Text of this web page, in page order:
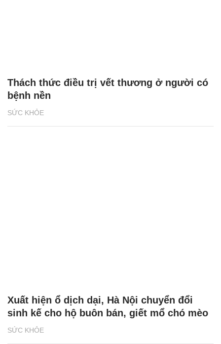
SỨC KHỎE
Thách thức điều trị vết thương ở người có
bệnh nền
SỨC KHỎE
Xuất hiện ổ dịch dại, Hà Nội chuyển đổi
sinh kế cho hộ buôn bán, giết mổ chó mèo